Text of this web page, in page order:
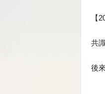
【
共
後